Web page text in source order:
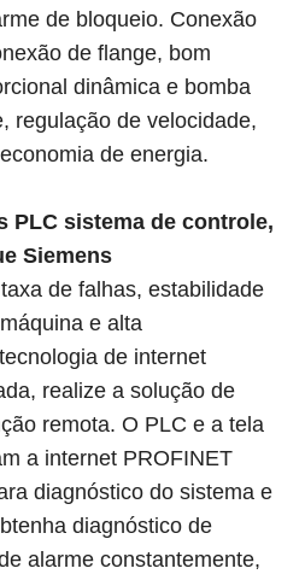
de bloqueio. Conexão
de flange, bom
dinâmica e bomba
regulação de velocidade,
de energia.
PLC sistema de controle,
Siemens
de falhas, estabilidade
e alta
de internet
realize a solução de
remota. O PLC e a tela
a internet PROFINET
diagnóstico do sistema e
diagnóstico de
alarme constantemente,